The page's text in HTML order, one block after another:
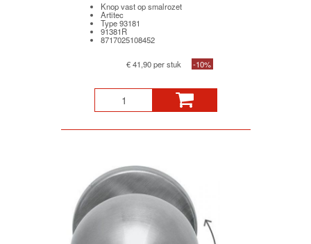
Knop vast op smalrozet
Artitec
Type 93181
91381R
8717025108452
€ 41,90 per stuk -10%